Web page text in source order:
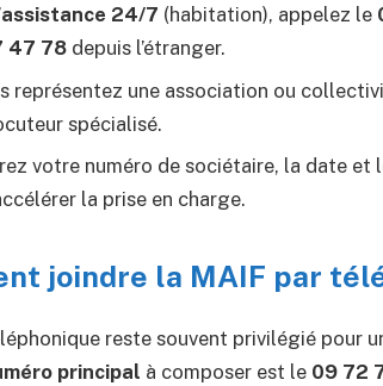
assistance 24/7 (habitation), appelez le
47 78 depuis l’étranger.
représentez une association ou
spécialisé.
votre numéro de sociétaire, la date
la prise en charge.
joindre la MAIF par
reste souvent privilégié pour
principal à composer est le 09 72